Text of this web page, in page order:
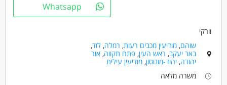
עבודה לפי שעות
Whatsapp
וורקי
שוהם,מודיעין מכבים רעות, רמלה,לוד,
באר יעקב, ראש העין,פתח תקווה,אור
יהודה,יהוד-מונוסון,מודיעין עילית
משרה מלאה